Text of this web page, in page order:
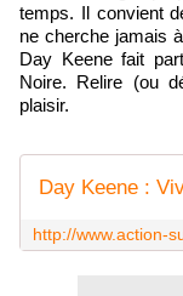
temps. Il convient
ne cherche jamais
Day Keene fait
Noire. Relire (ou
plaisir.